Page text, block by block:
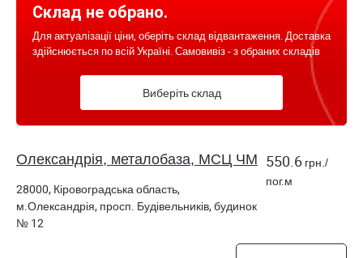
Склад не обрано.
Для актуалізації ціни, оберіть склад відвантаження. Доставка
здійснюється по всій Україні. Самовивіз - з обраних складів
Виберіть склад
Олександрія, металобаза, МСЦ ЧМ
28000, Кіровоградська область,
м.Олександрія, просп. Будівельників, будинок
№ 12
550.6 грн./
пог.м